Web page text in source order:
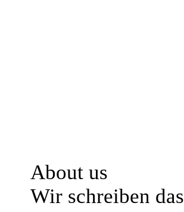
About us
Wir schreiben das